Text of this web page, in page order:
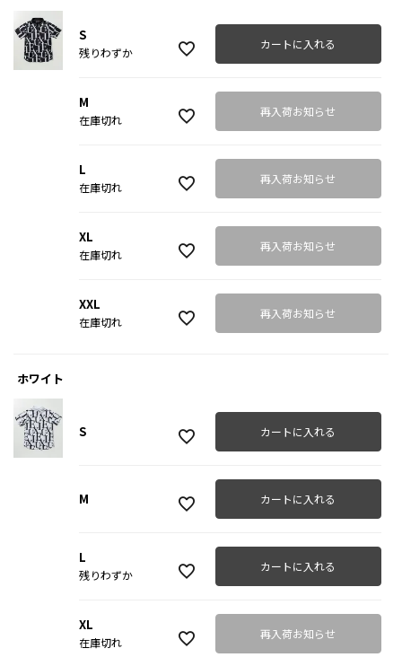
S
残りわずか
カートに入れる
M
在庫切れ
再入荷お知らせ
L
在庫切れ
再入荷お知らせ
XL
在庫切れ
再入荷お知らせ
XXL
在庫切れ
再入荷お知らせ
ホワイト
S カートに入れる
M カートに入れる
L
残りわずか
カートに入れる
XL
在庫切れ
再入荷お知らせ